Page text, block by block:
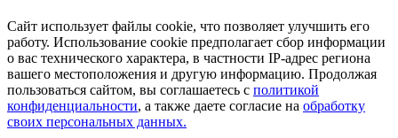
Сайт использует файлы cookie, что позволяет улучшить его
работу. Использование cookie предполагает сбор информации
о вас технического характера, в частности IP-адрес региона
вашего местоположения и другую информацию. Продолжая
пользоваться сайтом, вы соглашаетесь с политикой
конфиденциальности, а также даете согласие на обработку
своих персональных данных.